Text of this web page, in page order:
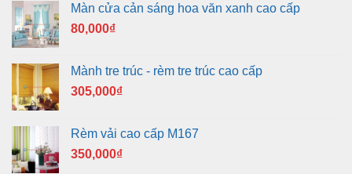
Màn cửa cản sáng hoa văn xanh cao cấp
80,000₫
Mành tre trúc - rèm tre trúc cao cấp
305,000₫
Rèm vải cao cấp M167
350,000₫